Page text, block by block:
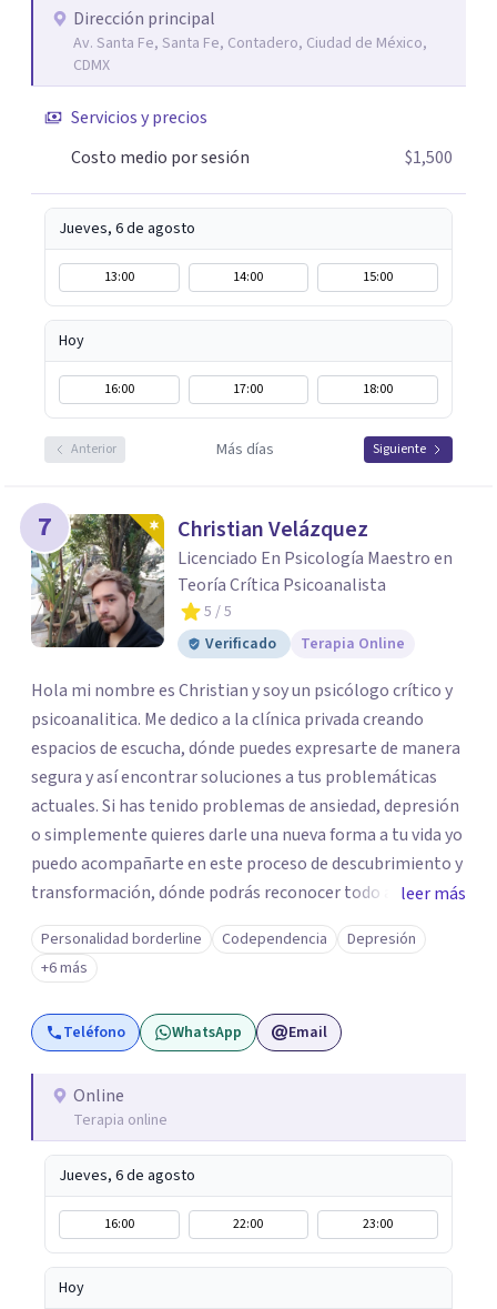
para explorar tus procesos mentales y emocionales con
mayor claridad, perspectiva y amabilidad.
Dirección principal
Av. Santa Fe, Santa Fe, Contadero, Ciudad de México,
CDMX
Servicios y precios
Costo medio por sesión
$1,500
Jueves, 6 de agosto
13:00 14:00 15:00
Hoy
16:00 17:00 18:00
Anterior Más días Siguiente
7 Christian Velázquez
Licenciado En Psicología Maestro en
Teoría Crítica Psicoanalista
5 / 5
Verificado
Terapia Online
Hola mi nombre es Christian y soy un psicólogo crítico y
psicoanalitica. Me dedico a la clínica privada creando
espacios de escucha, dónde puedes expresarte de manera
segura y así encontrar soluciones a tus problemáticas
actuales. Si has tenido problemas de ansiedad, depresión
o simplemente quieres darle una nueva forma a tu vida yo
puedo acompañarte en este proceso de descubrimiento y
transformación, dónde podrás reconocer todo aquello
que te ha aqueja. Así que si buscas un espacio de compañía
seguro respetuoso y fraternal yo puedo acompañarte.
leer más
Personalidad borderline Codependencia
Depresión
+6 más
Teléfono WhatsApp Email
Online
Terapia online
Jueves, 6 de agosto
16:00 22:00 23:00
Hoy